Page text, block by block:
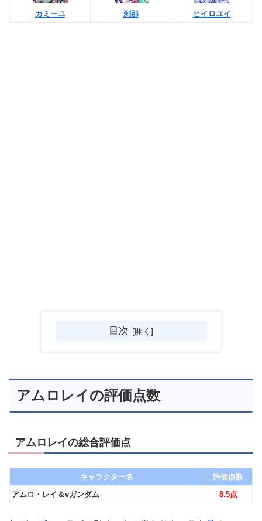
カミーユ 刹那 ヒイロユイ
目次
アムロレイの評価点数
アムロレイの総合評価点
キャラクター名
評価点数
アムロ・レイ＆vガンダム
8.5点